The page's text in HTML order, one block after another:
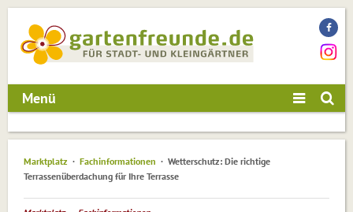
Menü
Marktplatz Fachinformationen
Wetterschutz: Die richtige
Terrassenüberdachung für Ihre Terrasse